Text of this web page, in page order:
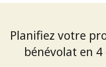
Planifiez votre
bénévolat en